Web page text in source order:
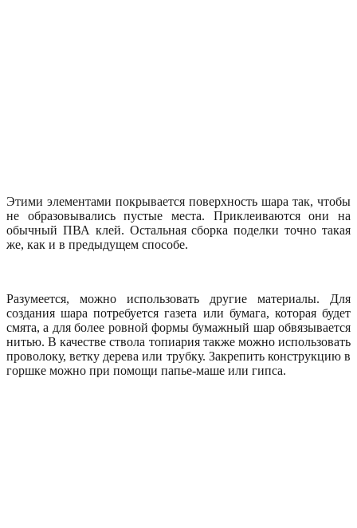
Этими элементами покрывается поверхность шара так, чтобы
не образовывались пустые места. Приклеиваются они на
обычный ПВА клей. Остальная сборка поделки точно такая
же, как и в предыдущем способе.
Разумеется, можно использовать другие материалы. Для
создания шара потребуется газета или бумага, которая будет
смята, а для более ровной формы бумажный шар обвязывается
нитью. В качестве ствола топиария также можно использовать
проволоку, ветку дерева или трубку. Закрепить конструкцию в
горшке можно при помощи папье-маше или гипса.